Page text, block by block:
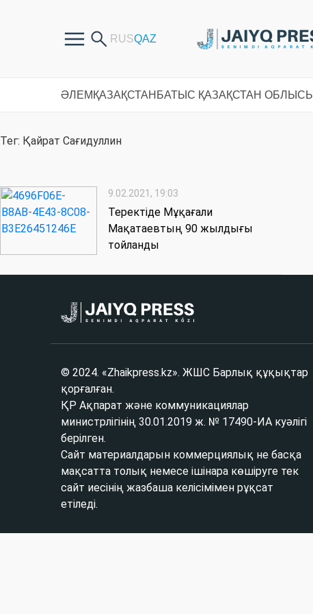
ӘЛЕМ ҚАЗАҚСТАН БАТЫС ҚАЗАҚСТАН ОБЛЫСЫ
Тег: Қайрат Сағидуллин
9.02.2021, 19:03
Теректіде Мұқағали
Мақатаевтың 90 жылдығы
тойланды
© 2024. «Zhaikpress.kz». ЖШС Барлық құқықтар
қорғалған.
ҚР Ақпарат және коммуникациялар
министрлігінің 30.01.2019 ж. № 17490-ИА куәлігі
берілген.
Сайт материалдарын коммерциялық не басқа
мақсатта толық немесе ішінара көшіруге тек
сайт иесінің жазбаша келісімімен рұқсат
етіледі.